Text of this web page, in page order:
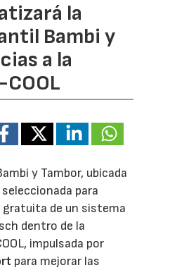
la
Bambi y
a la
y Tambor, ubicada
para
de un sistema
dentro de la
impulsada por
para mejorar las